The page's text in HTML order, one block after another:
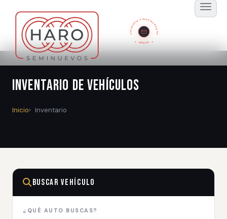
SUSCRÍBETE A NUESTRO BOLETÍN
GRATIS
Inventario de Vehículos
Inicio Inventario
Buscar Vehículo
¿QUÉ AUTO BUSCAS?